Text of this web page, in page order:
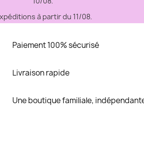
à partir du 11/08.
Paiement 100% sécurisé
Livraison rapide
Une boutique familiale,